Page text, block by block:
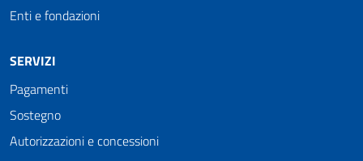
Enti e fondazioni
SERVIZI
Pagamenti
Sostegno
Autorizzazioni e concessioni